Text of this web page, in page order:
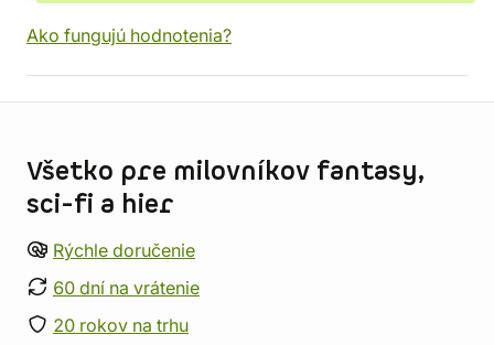
Ako fungujú hodnotenia?
Všetko pre milovníkov fantasy,
sci-fi a hier
Rýchle doručenie
60 dní na vrátenie
20 rokov na trhu